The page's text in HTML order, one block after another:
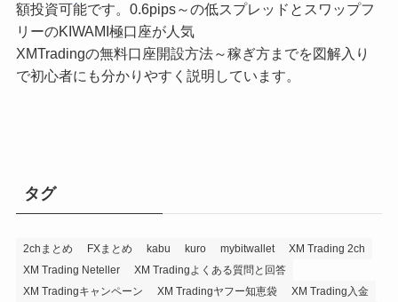
額投資可能です。0.6pips～の低スプレッドとスワップフ
リーのKIWAMI極口座が人気
XMTradingの無料口座開設方法～稼ぎ方までを図解入り
で初心者にも分かりやすく説明しています。
タグ
2chまとめ FXまとめ kabu kuro mybitwallet
XM Trading 2ch
XM Trading Neteller
XM Tradingよくある質問と回答
XM Tradingキャンペーン
XM Tradingヤフー知恵袋
XM Trading入金